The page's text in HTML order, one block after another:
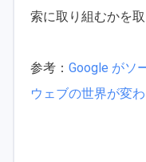
索に取り組むかを取
参考： Google がソ
ウェブの世界が変